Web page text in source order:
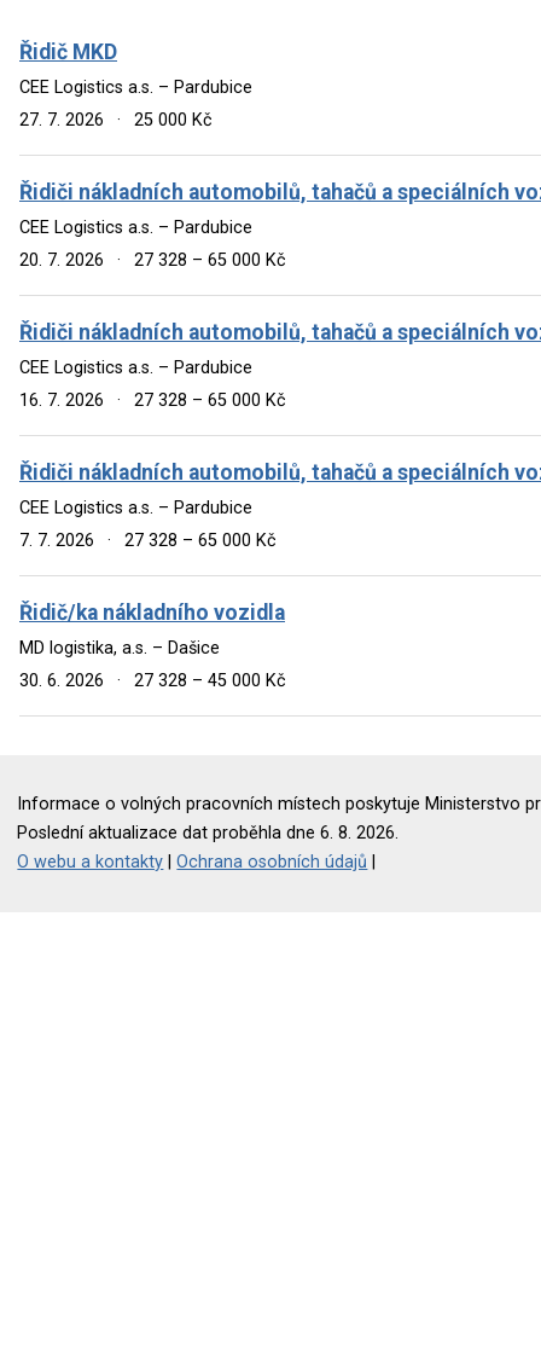
Řidič MKD
CEE Logistics a.s. – Pardubice
27. 7. 2026
· 25 000 Kč
Řidiči nákladních automobilů, tahačů a speciálních
CEE Logistics a.s. – Pardubice
20. 7. 2026
· 27 328 – 65 000 Kč
Řidiči nákladních automobilů, tahačů a speciálních
CEE Logistics a.s. – Pardubice
16. 7. 2026
· 27 328 – 65 000 Kč
Řidiči nákladních automobilů, tahačů a speciálních
CEE Logistics a.s. – Pardubice
7. 7. 2026
· 27 328 – 65 000 Kč
Řidič/ka nákladního vozidla
MD logistika, a.s. – Dašice
30. 6. 2026
· 27 328 – 45 000 Kč
Informace o volných pracovních místech poskytuje Ministerstvo
Poslední aktualizace dat proběhla dne 6. 8. 2026.
O webu a kontakty |Ochrana osobních údajů